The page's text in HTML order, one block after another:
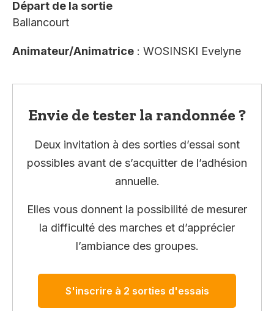
Départ de la sortie
Ballancourt
Animateur/Animatrice : WOSINSKI Evelyne
Envie de tester la randonnée ?
Deux invitation à des sorties d’essai sont
possibles avant de s’acquitter de l’adhésion
annuelle.
Elles vous donnent la possibilité de mesurer
la difficulté des marches et d’apprécier
l’ambiance des groupes.
S'inscrire à 2 sorties d'essais